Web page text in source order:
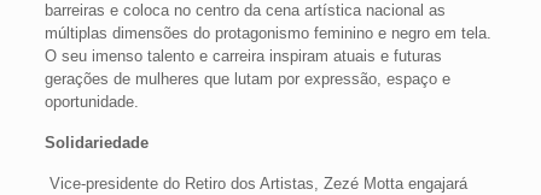
barreiras e coloca no centro da cena artística nacional as
múltiplas dimensões do protagonismo feminino e negro em tela.
O seu imenso talento e carreira inspiram atuais e futuras
gerações de mulheres que lutam por expressão, espaço e
oportunidade.
Solidariedade
Vice-presidente do Retiro dos Artistas, Zezé Motta engajará